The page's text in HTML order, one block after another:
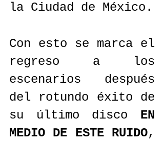
la Ciudad de México.
Con esto se marca el
regreso a los
escenarios después
del rotundo éxito de
su último disco EN
MEDIO DE ESTE RUIDO,